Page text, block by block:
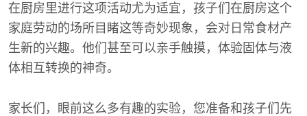
在厨房里进行这项活动尤为适宜，孩子们在厨房这个
家庭劳动的场所目睹这等奇妙现象，会对日常食材产
生新的兴趣。他们甚至可以亲手触摸，体验固体与液
体相互转换的神奇。
家长们，眼前这么多有趣的实验，您准备和孩子们先